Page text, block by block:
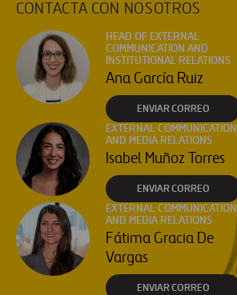
CONTACTA CON NOSOTROS
HEAD OF EXTERNAL
COMMUNICATION AND
INSTITUTIONAL RELATIONS
Ana García Ruiz
ENVIAR CORREO
EXTERNAL COMMUNICATION
AND MEDIA RELATIONS
Isabel Muñoz Torres
ENVIAR CORREO
EXTERNAL COMMUNICATION
AND MEDIA RELATIONS
Fátima Gracia De
Vargas
ENVIAR CORREO